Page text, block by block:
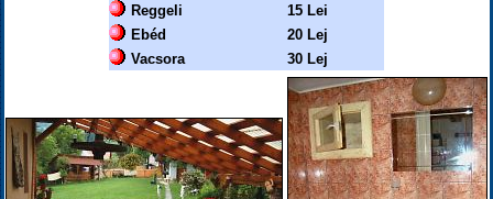
Reggeli
15 Lei
Ebéd
20 Lej
Vacsora
30 Lej